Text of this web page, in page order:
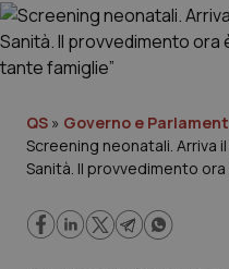
Cronache
Governo e
Regioni e Asl
Lavoro e Professioni
QS » Governo e
Screening neonatali. Arriva
Sanità. Il provvedimento